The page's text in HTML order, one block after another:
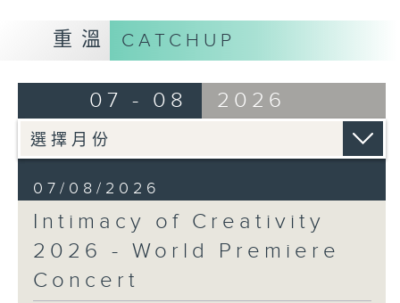
chamber music compositions after
Discussions. The revised
compositions are presented at the
World Premiere Concert, preceded
by the Preview Concert. This is
the World Premiere Concert
presented on 10/6/2026 at the
Hong Kong City Hall Theatre.
Works by Harry González, Yuval
performed along side Bright Sheng
Guo, Hwayoung Joo, Jooahn Yoo,
Ziyu Zhang (cello)
Aleksandr Tiumentsev (piano)
J. S. BACH
Cello Suite No. 5 in C minor,
BWV1011 (25’)
Three Pieces for Cello and Piano
RACHMANINOV
Élégie, Op. 3, No. 1 (5’)
SHOSTAKOVICH
重溫 CATCHUP
07 - 08 2026
07/08/2026
Intimacy of Creativity
2026 - World Premiere
Concert